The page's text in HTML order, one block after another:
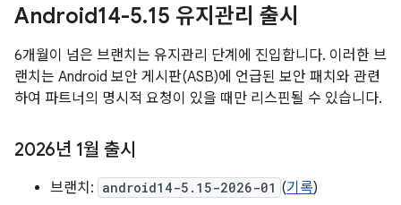
Android14-5.15 유지관리 출시
6개월이 넘은 브랜치는 유지관리 단계에 진입합니다. 이러한 브
랜치는 Android 보안 게시판(ASB)에 언급된 보안 패치와 관련
하여 파트너의 명시적 요청이 있을 때만 리스핀될 수 있습니다.
2026년 1월 출시
브랜치: android14-5.15-2026-01 (기록)